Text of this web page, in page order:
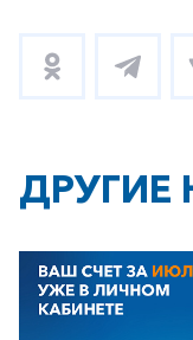
ДРУГИЕ